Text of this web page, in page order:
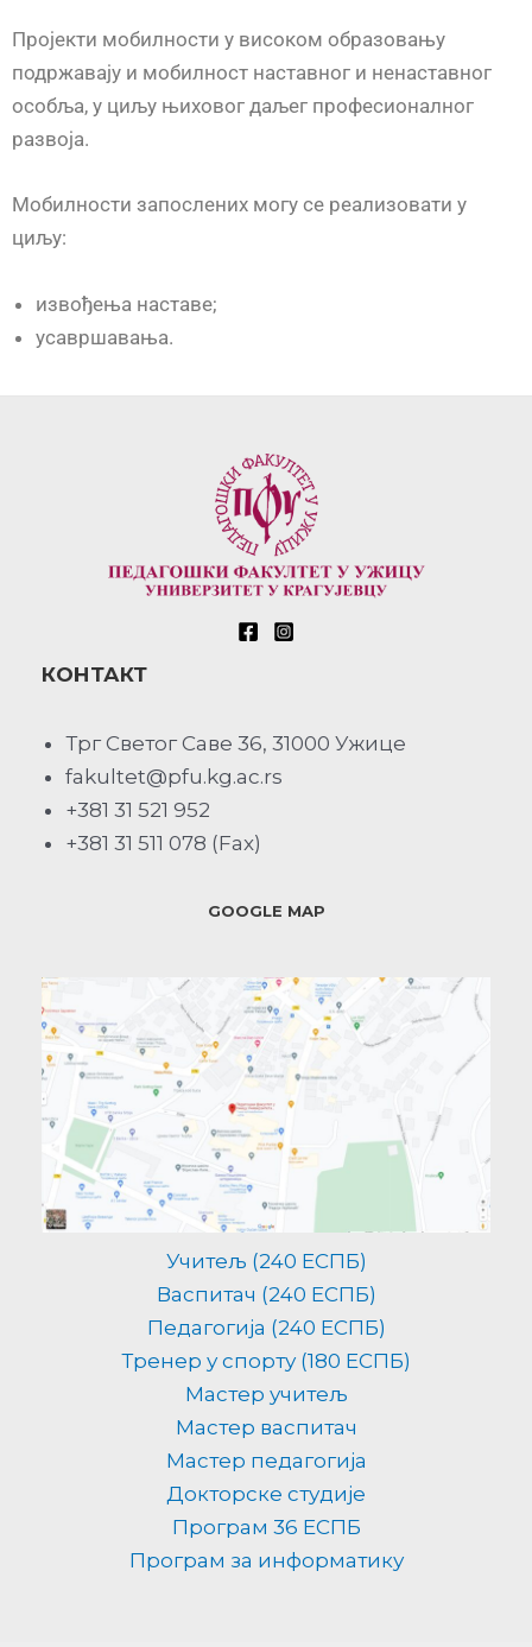
Пројекти мобилности у високом образовању
подржавају и мобилност наставног и ненаставног
особља, у циљу њиховог даљег професионалног
развоја.
Мобилности запослених могу се реализовати у
циљу:
извођења наставе;
усавршавања.
КОНТАКТ
Трг Светог Саве 36, 31000 Ужице
fakultet@pfu.kg.ac.rs
+381 31 521 952
+381 31 511 078 (Fax)
GOOGLE MAP
Учитељ (240 ЕСПБ)
Васпитач (240 ЕСПБ)
Педагогија (240 ЕСПБ)
Тренер у спорту (180 ЕСПБ)
Мастер учитељ
Мастер васпитач
Мастер педагогија
Докторске студије
Програм 36 ЕСПБ
Програм за информатику